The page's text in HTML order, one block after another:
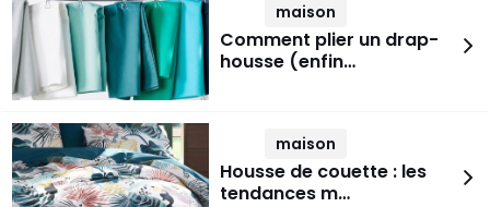
maison
Comment plier un drap-
housse (enfin…
maison
Housse de couette : les
tendances m…